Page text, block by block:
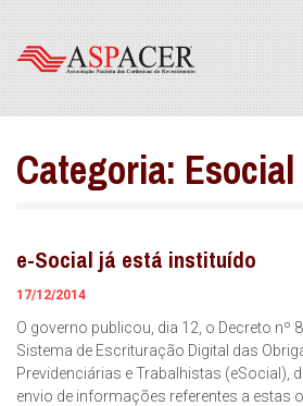
Categoria: Esocial
e-Social já está instituído
17/12/2014
O governo publicou, dia 12, o Decreto nº
Sistema de Escrituração Digital das
Previdenciárias e Trabalhistas (eSocial),
envio de informações referentes a estas